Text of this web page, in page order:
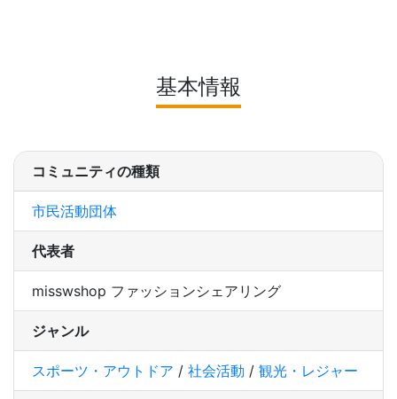
基本情報
コミュニティの種類
市民活動団体
代表者
misswshop ファッションシェアリング
ジャンル
スポーツ・アウトドア / 社会活動 / 観光・レジャー